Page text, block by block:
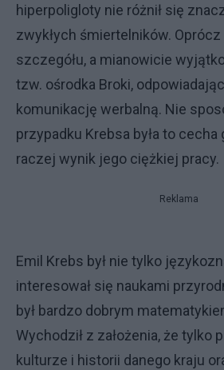
hiperpoligloty nie różnił się
zwykłych śmiertelników.
szczegółu, a mianowicie
tzw. ośrodka Broki,
komunikację werbalną. Nie
przypadku Krebsa była to
raczej wynik jego ciężkiej pracy.
Reklama
Emil Krebs był nie tylko
interesował się naukami
był bardzo dobrym
Wychodził z założenia, że tylko
kulturze i historii danego kraju